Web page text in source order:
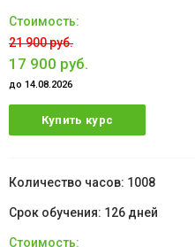
21 900 руб.
17 900 руб.
до 14.08.2026
Купить курс
1008
126 дней